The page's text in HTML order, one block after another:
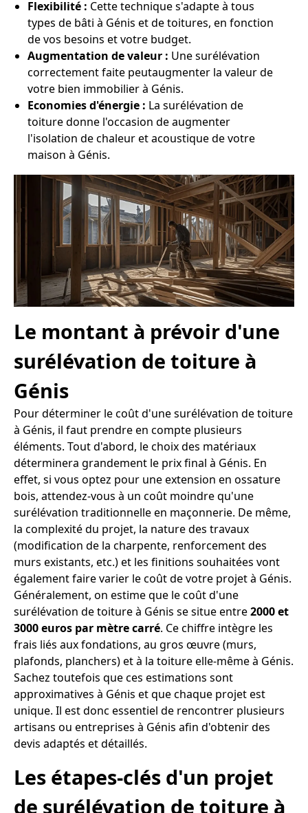
Flexibilité : Cette technique s'adapte à tous
types de bâti à Génis et de toitures, en fonction
de vos besoins et votre budget.
Augmentation de valeur : Une surélévation
correctement faite peutaugmenter la valeur de
votre bien immobilier à Génis.
Economies d'énergie : La surélévation de
toiture donne l'occasion de augmenter
l'isolation de chaleur et acoustique de votre
maison à Génis.
Le montant à prévoir d'une
surélévation de toiture à
Génis
Pour déterminer le coût d'une surélévation de toiture
à Génis, il faut prendre en compte plusieurs
éléments. Tout d'abord, le choix des matériaux
déterminera grandement le prix final à Génis. En
effet, si vous optez pour une extension en ossature
bois, attendez-vous à un coût moindre qu'une
surélévation traditionnelle en maçonnerie. De même,
la complexité du projet, la nature des travaux
(modification de la charpente, renforcement des
murs existants, etc.) et les finitions souhaitées vont
également faire varier le coût de votre projet à Génis.
Généralement, on estime que le coût d'une
surélévation de toiture à Génis se situe entre2000 et
3000 euros par mètre carré. Ce chiffre intègre les
frais liés aux fondations, au gros œuvre (murs,
plafonds, planchers) et à la toiture elle-même à Génis.
Sachez toutefois que ces estimations sont
approximatives à Génis et que chaque projet est
unique. Il est donc essentiel de rencontrer plusieurs
artisans ou entreprises à Génis afin d'obtenir des
devis adaptés et détaillés.
Les étapes-clés d'un projet
de surélévation de toiture à